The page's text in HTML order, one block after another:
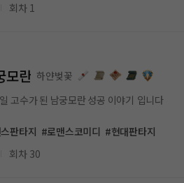
회차 1
모란 하얀벚꽃
천하제일 남궁세가 막내 딸 남궁모란 천하제일 고수가 된 남궁모란 성공 이야기 입니다
판타지 #로맨스코미디 #현대판타지
회차 30